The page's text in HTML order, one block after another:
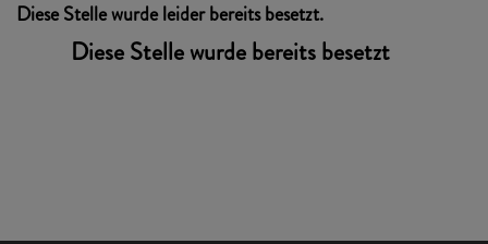
Diese Stelle wurde leider bereits besetzt.
Diese Stelle wurde bereits besetzt